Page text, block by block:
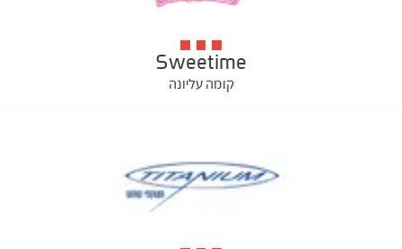
Sweetime
קומה עליונה